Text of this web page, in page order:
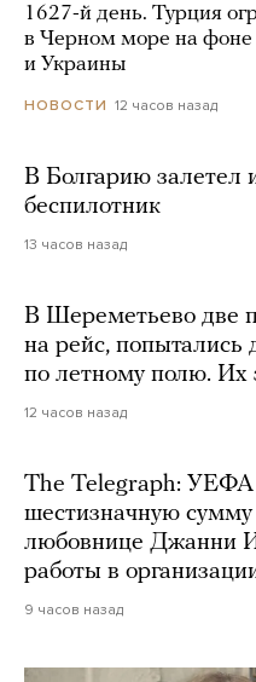
1627-й день. Турция
в Черном море на фоне
и Украины
НОВОСТИ 12 часов назад
В Болгарию залетел
беспилотник
13 часов назад
В Шереметьево две
на рейс, попытались
по летному полю. Их
12 часов назад
The Telegraph: УЕФА
шестизначную
любовнице Джанни
работы в
9 часов назад